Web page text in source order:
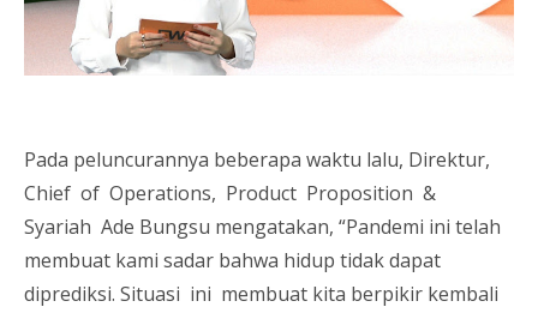
Pada peluncurannya beberapa waktu lalu, Direktur,
Chief of Operations, Product Proposition &
Syariah Ade Bungsu mengatakan, “Pandemi ini telah
membuat kami sadar bahwa hidup tidak dapat
diprediksi. Situasi ini membuat kita berpikir kembali